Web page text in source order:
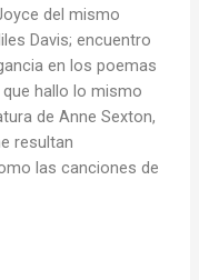
del mismo
Davis; encuentro
en los poemas
que hallo lo mismo
de Anne Sexton,
resultan
las canciones de